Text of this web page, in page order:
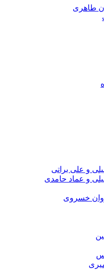
طاهری
و علی براتی
و عماد حامدی
خسروی